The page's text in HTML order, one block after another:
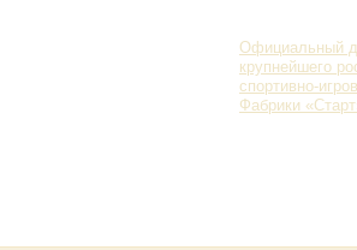
Официальный
крупнейшего
спортивно-
Фабрики